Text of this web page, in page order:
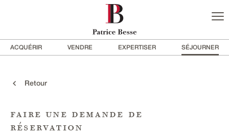
ACQUÉRIR VENDRE EXPERTISER SÉJOURNER
Retour
faire une demande de
réservation